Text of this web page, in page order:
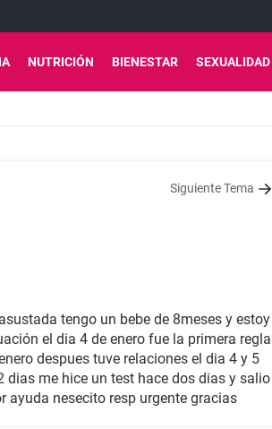
NUTRICIÓN BIENESTAR SEXUALIDAD
Siguiente Tema
tengo un bebe de 8meses y estoy
el dia 4 de enero fue la primera regla
despues tuve relaciones el dia 4 y 5
dias me hice un test hace dos dias y salio
ayuda nesecito resp urgente gracias